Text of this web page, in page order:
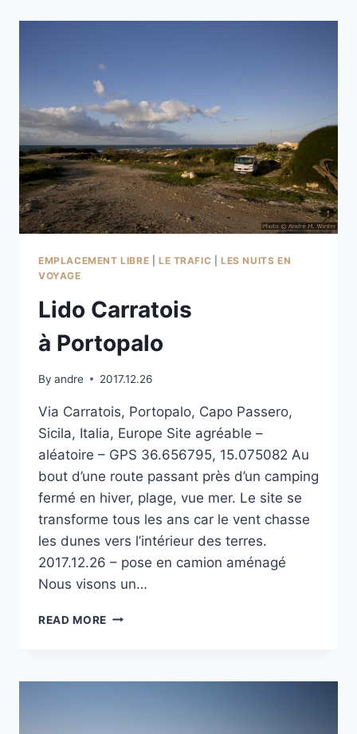
PLEMMIRIO
EMPLACEMENT LIBRE LE TRAFIC |LES NUITS EN
VOYAGE
Lido Carratois
à Portopalo
By andre 2017.12.26
Via Carratois, Portopalo, Capo Passero,
Sicila, Italia, Europe Site agréable –
aléatoire – GPS 36.656795, 15.075082 Au
bout d’une route passant près d’un camping
fermé en hiver, plage, vue mer. Le site se
transforme tous les ans car le vent chasse
les dunes vers l’intérieur des terres.
2017.12.26 – pose en camion aménagé
Nous visons un…
READ MORE LIDO